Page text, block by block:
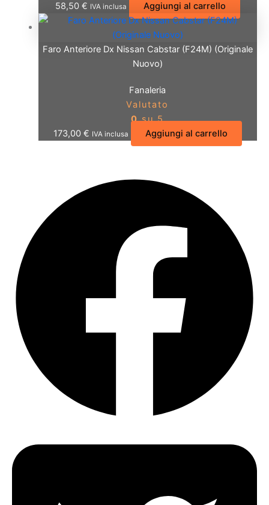
58,50 € IVA inclusa Aggiungi al carrello
Faro Anteriore Dx Nissan Cabstar (F24M) (Originale
Nuovo)
Fanaleria
Valutato
0su 5
173,00 € IVA inclusa Aggiungi al carrello